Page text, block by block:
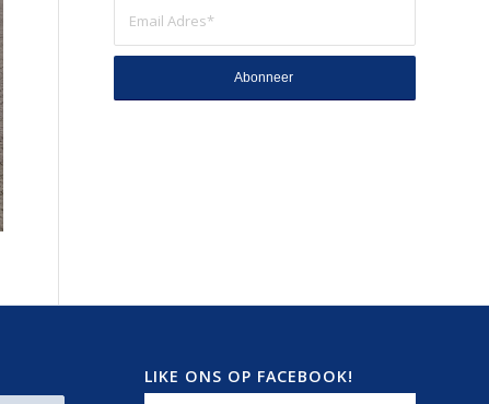
LIKE ONS OP FACEBOOK!